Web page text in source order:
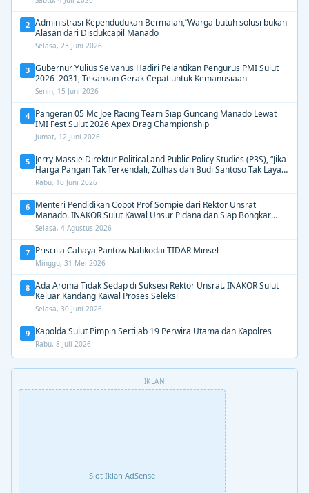
2 Administrasi Kependudukan Bermalah,”Warga butuh solusi bukan
Alasan dari Disdukcapil Manado
Selasa, 23 Juni 2026
3 Gubernur Yulius Selvanus Hadiri Pelantikan Pengurus PMI Sulut
2026–2031, Tekankan Gerak Cepat untuk Kemanusiaan
Senin, 15 Juni 2026
4 Pangeran 05 Mc Joe Racing Team Siap Guncang Manado Lewat
IMI Fest Sulut 2026 Apex Drag Championship
Jumat, 12 Juni 2026
5 Jerry Massie Direktur Political and Public Policy Studies (P3S), “Jika
Harga Pangan Tak Terkendali, Zulhas dan Budi Santoso Tak Layak
Dipertahankan”
Rabu, 10 Juni 2026
6 Menteri Pendidikan Copot Prof Sompie dari Rektor Unsrat
Manado. INAKOR Sulut Kawal Unsur Pidana dan Siap Bongkar
Aroma Busuk di Suksesi Rektor
Selasa, 4 Agustus 2026
7 Priscilia Cahaya Pantow Nahkodai TIDAR Minsel
Minggu, 31 Mei 2026
8 Ada Aroma Tidak Sedap di Suksesi Rektor Unsrat. INAKOR Sulut
Keluar Kandang Kawal Proses Seleksi
Selasa, 30 Juni 2026
9 Kapolda Sulut Pimpin Sertijab 19 Perwira Utama dan Kapolres
Rabu, 8 Juli 2026
IKLAN
Slot Iklan AdSense